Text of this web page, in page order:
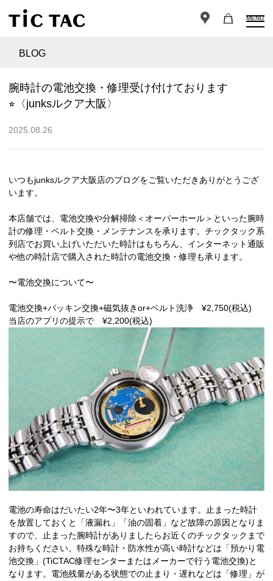
MENU
BLOG
腕時計の電池交換・修理受け付けております
⭐︎〈junksルクア大阪〉
2025.08.26
いつもjunksルクア大阪店のブログをご覧いただきありがとうござ
います。
本店舗では、電池交換や分解掃除＜オーバーホール＞といった腕時
計の修理・ベルト交換・メンテナンスを承ります。チックタック系
列店でお買い上げいただいた時計はもちろん、インターネット通販
や他の時計店で購入された時計の電池交換・修理も承ります。
〜電池交換について〜
電池交換+パッキン交換+磁気抜きor+ベルト洗浄 ¥2,750(税込)
当店のアプリの提示で ¥2,200(税込)
電池の寿命はだいたい2年〜3年といわれています。止まった時計
を放置しておくと「液漏れ」「油の固着」など故障の原因となりま
すので、止まった腕時計がありましたらお近くのチックタックまで
お持ちください。特殊な時計・防水性が高い時計などは「預かり電
池交換」(TiCTAC修理センターまたはメーカーで行う電池交換)と
なります。電池残量がある状態での止まり・遅れなどは「修理」が